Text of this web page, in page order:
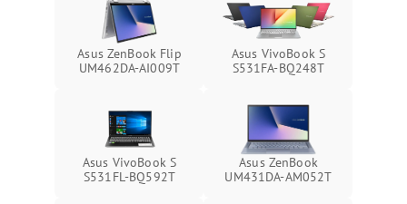
Asus ZenBook Flip
UM462DA-AI009T
Asus VivoBook S
S531FA-BQ248T
Asus VivoBook S
S531FL-BQ592T
Asus ZenBook
UM431DA-AM052T